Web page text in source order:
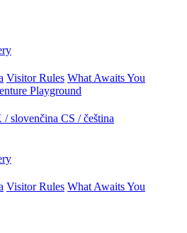
Visitor Rules What Awaits You
Playground
/ slovenčina CS / čeština
Visitor Rules What Awaits You